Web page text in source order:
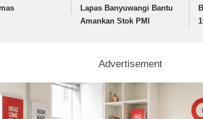
Lapas Banyuwangi Bantu
Amankan Stok PMI
Advertisement